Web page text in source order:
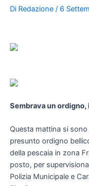
Di Redazione / 6
Sembrava un
Questa mattina si
presunto ordigno
della pescaia in zona
posto, per
Polizia Municipale e